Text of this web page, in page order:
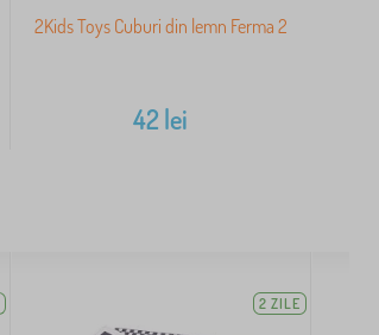
2Kids Toys Cuburi din lemn Ferma 2
42 lei
2 ZILE